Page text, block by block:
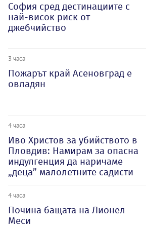
София сред дестинациите с
най-висок риск от
джебчийство
3 часа
Пожарът край Асеновград е
овладян
4 часа
Иво Христов за убийството в
Пловдив: Намирам за опасна
индулгенция да наричаме
„деца” малолетните садисти
4 часа
Почина бащата на Лионел
Меси